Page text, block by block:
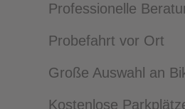
Professionelle
Probefahrt vor Ort
Große Auswahl an
Kostenlose